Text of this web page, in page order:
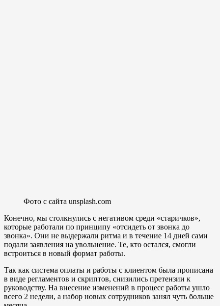
Фото с сайта unsplash.com
Конечно, мы столкнулись с негативом среди «старичков»,
которые работали по принципу «отсидеть от звонка до
звонка». Они не выдержали ритма и в течение 14 дней сами
подали заявления на увольнение. Те, кто остался, смогли
встроиться в новый формат работы.
Так как система оплаты и работы с клиентом была прописана
в виде регламентов и скриптов, снизились претензии к
руководству. На внесение изменений в процесс работы ушло
всего 2 недели, а набор новых сотрудников занял чуть больше